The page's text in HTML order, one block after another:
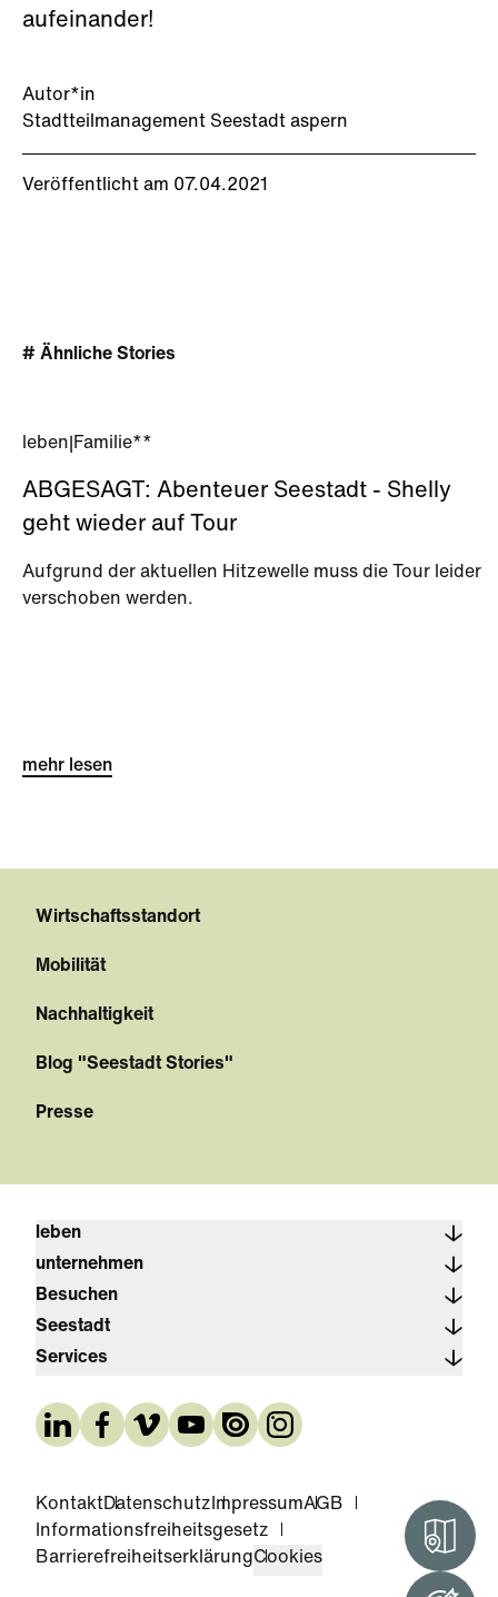
Autor*in
Stadtteilmanagement Seestadt aspern
Veröffentlicht am 07.04.2021
aufeinander!
# Ähnliche Stories
leben Familie**
ABGESAGT: Abenteuer Seestadt - Shelly
geht wieder auf Tour
Aufgrund der aktuellen Hitzewelle muss die Tour leider
verschoben werden.
mehr lesen
Wirtschaftsstandort
Mobilität
Nachhaltigkeit
Blog "Seestadt Stories"
Presse
leben
unternehmen
Besuchen
Seestadt
Services
KontaktDatenschutz ImpressumAGB
Informationsfreiheitsgesetz
BarrierefreiheitserklärungCookies